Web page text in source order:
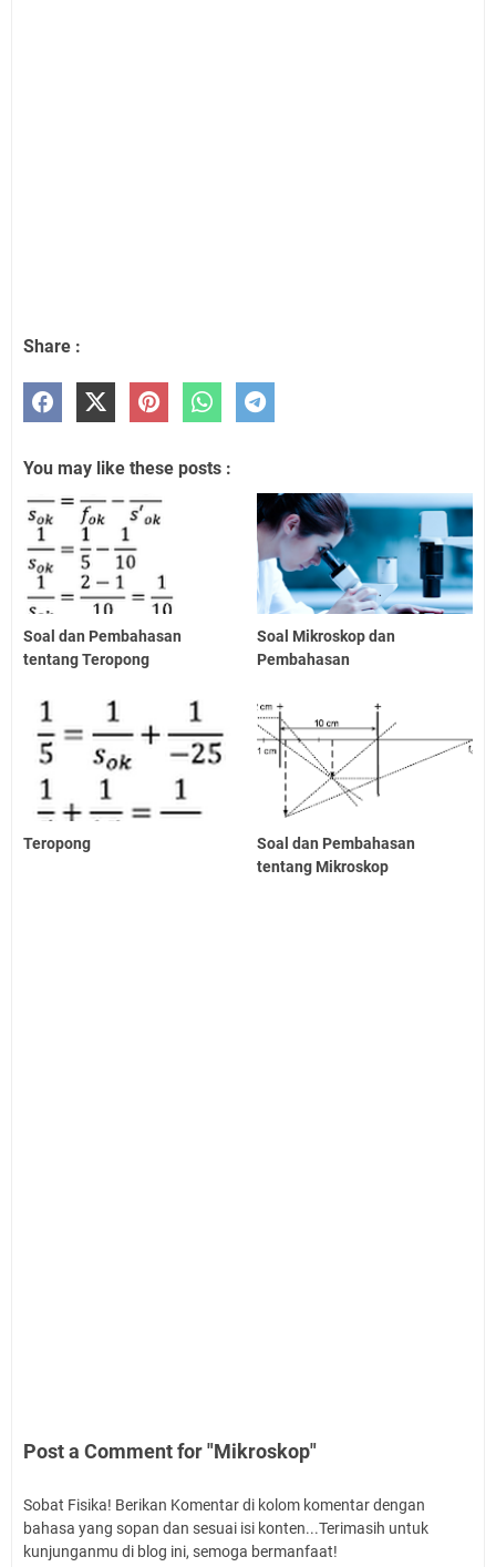
Share :
You may like these posts :
Soal dan Pembahasan
tentang Teropong
Soal Mikroskop dan
Pembahasan
Teropong
Soal dan Pembahasan
tentang Mikroskop
Post a Comment for "Mikroskop"
Sobat Fisika! Berikan Komentar di kolom komentar dengan
bahasa yang sopan dan sesuai isi konten...Terimasih untuk
kunjunganmu di blog ini, semoga bermanfaat!